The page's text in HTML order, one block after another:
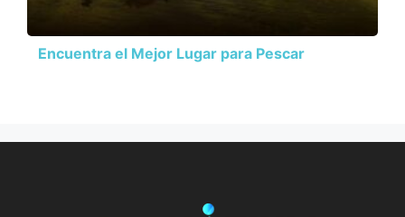
Encuentra el Mejor Lugar para Pescar